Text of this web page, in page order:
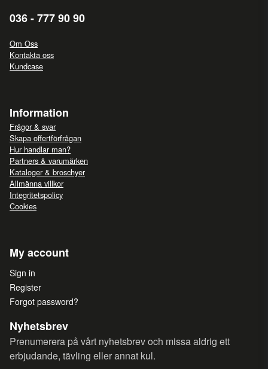
036 - 777 90 90
Om Oss
Kontakta oss
Kundcase
Information
Frågor & svar
Skapa offertförfrågan
Hur handlar man?
Partners & varumärken
Kataloger & broschyer
Allmänna villkor
Integritetspolicy
Cookies
My account
Sign in
Register
Forgot password?
Nyhetsbrev
Prenumerera på vårt nyhetsbrev och missa aldrig ett
erbjudande, tävling eller annat kul.